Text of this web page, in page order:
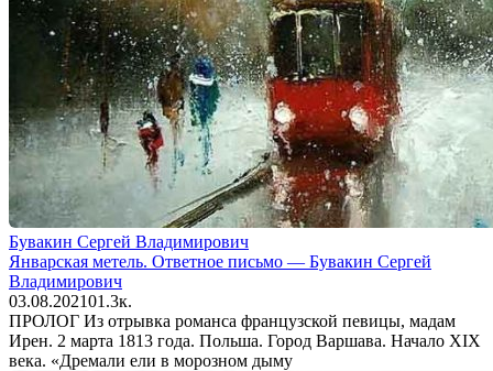
Бувакин Сергей Владимирович
Январская метель. Ответное письмо — Бувакин Сергей
Владимирович
03.08.202101.3к.
ПРОЛОГ Из отрывка романса французской певицы, мадам
Ирен. 2 марта 1813 года. Польша. Город Варшава. Начало XIX
века. «Дремали ели в морозном дыму